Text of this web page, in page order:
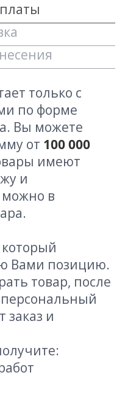
только с
по форме
Вы можете
от 100 000
имеют
и
можно в
Вами позицию.
товар, после
персональный
заказ и